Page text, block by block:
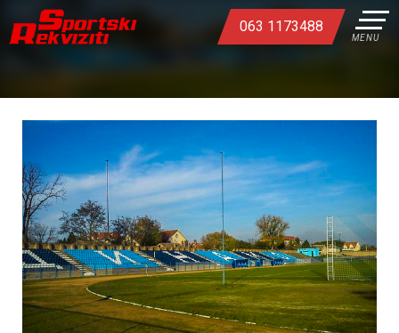
MENU
063 1173488